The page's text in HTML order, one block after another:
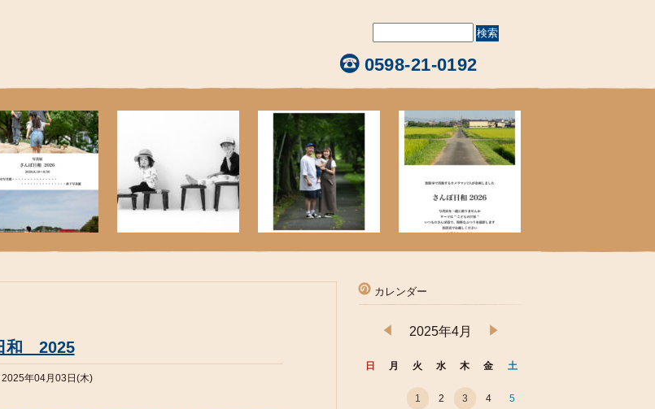
0598-21-0192
和 2025
2025年04月03日(木)
カレンダー
2025年4月
日 月 火 水 木 金 土
1 2 3 4 5